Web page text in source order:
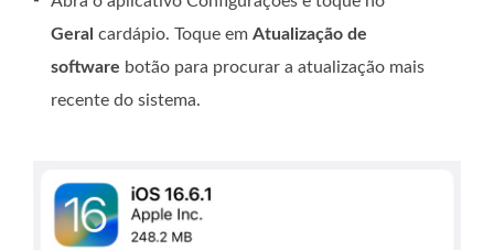
Geral cardápio. Toque em Atualização de
software botão para procurar a atualização mais
recente do sistema.